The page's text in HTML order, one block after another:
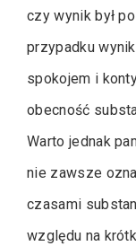
czy wynik był
przypadku
spokojem i
obecność
Warto jednak
nie zawsze
czasami
względu na